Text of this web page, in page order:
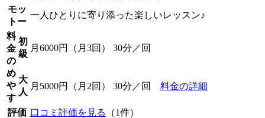
モッ
トー
一人ひとりに寄り添った楽しいレッスン♪
料
金
の
め
や
す
初
級
月6000円（月3回） 30分／回
大
人
月5000円（月2回） 30分／回 料金の詳細
評価 口コミ評価を見る （1件）